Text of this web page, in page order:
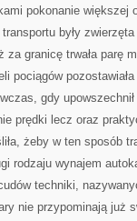
pokonanie większej
były
granicę trwała parę
pociągów
gdy
prędki lecz oraz
żeby w ten sposób
rodzaju wynajem
techniki,
nie przypominają już